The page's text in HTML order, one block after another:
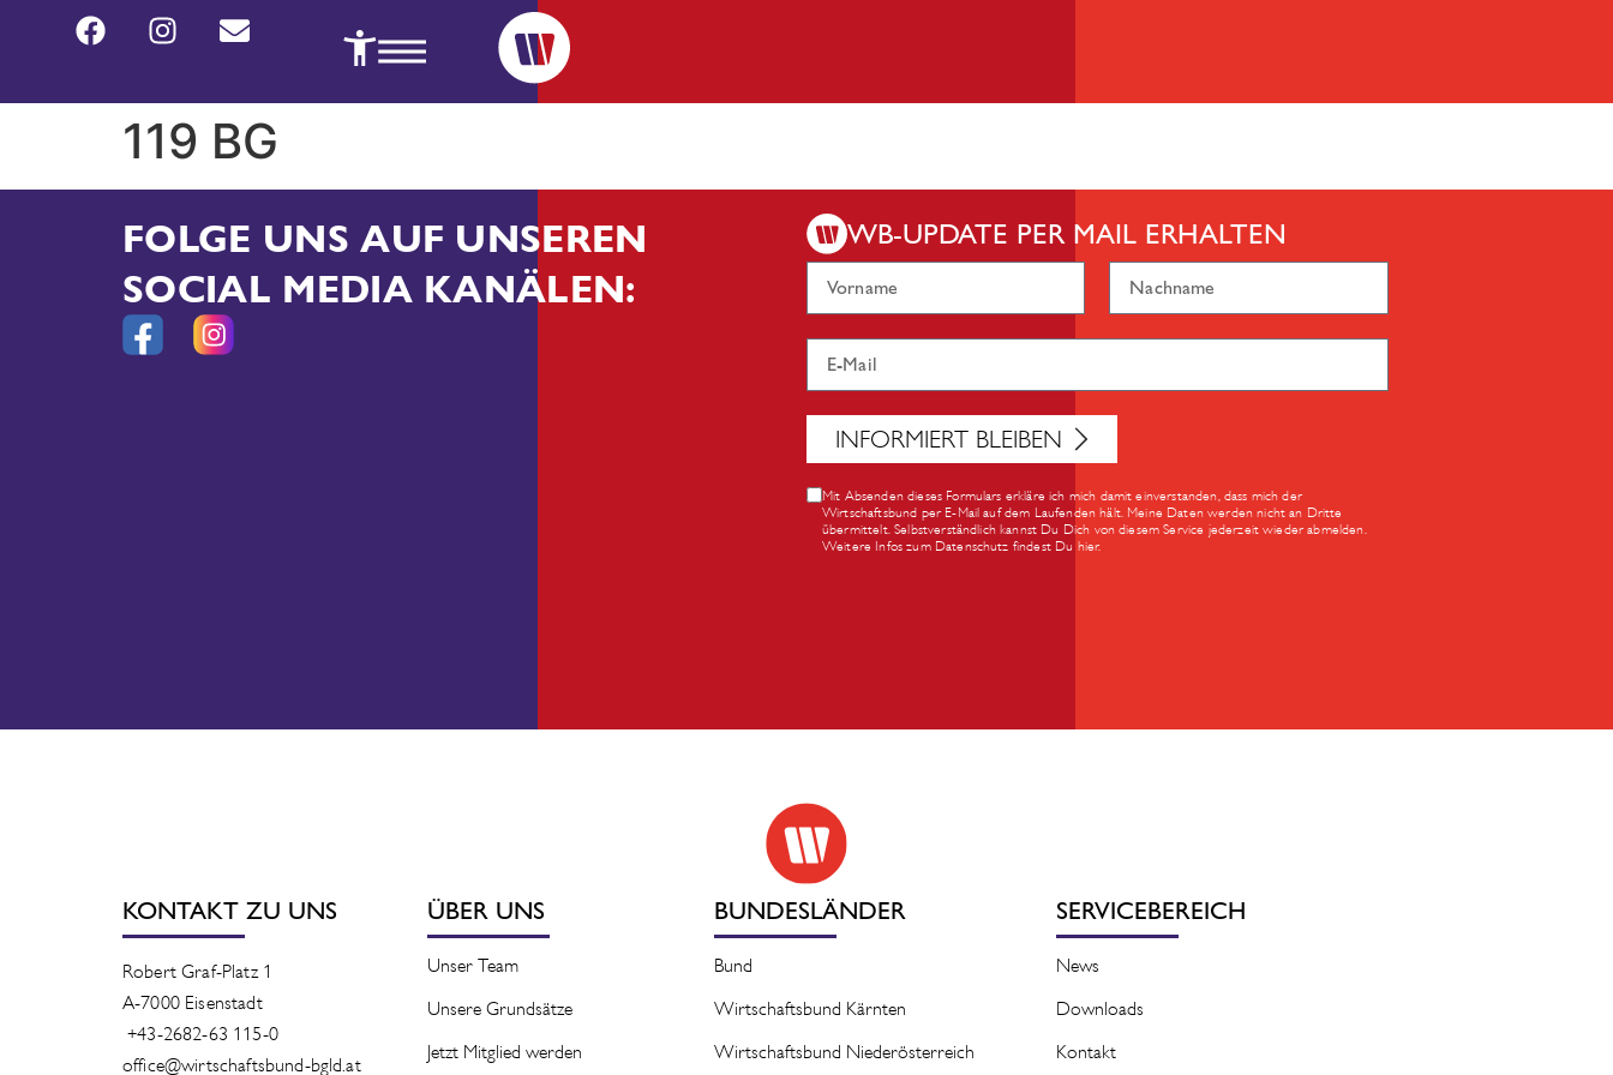
119 BG
FOLGE UNS AUF UNSEREN
SOCIAL MEDIA KANÄLEN:
WB-UPDATE PER MAIL ERHALTEN
Mit Absenden dieses Formulars erkläre ich mich damit einverstanden, dass mich der
Wirtschaftsbund per E-Mail auf dem Laufenden hält. Meine Daten werden nicht an Dritte
übermittelt. Selbstverständlich kannst Du Dich von diesem Service jederzeit wieder abmelden.
Weitere Infos zum Datenschutz findest Du hier.
INFORMIERT BLEIBEN
KONTAKT ZU UNS
Robert Graf-Platz 1
A-7000 Eisenstadt
+43-2682-63 115-0
office@wirtschaftsbund-bgld.at
ÜBER UNS
Unser Team
Unsere Grundsätze
Jetzt Mitglied werden
BUNDESLÄNDER
Bund
Wirtschaftsbund Kärnten
Wirtschaftsbund Niederösterreich
SERVICEBEREICH
News
Downloads
Kontakt